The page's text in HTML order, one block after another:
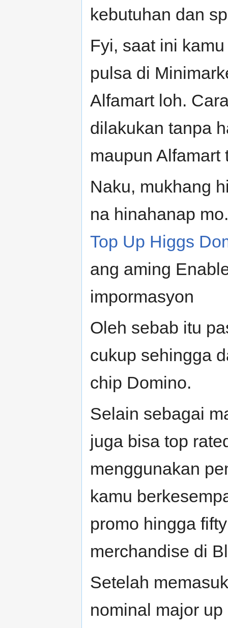
kebutuhan dan
Fyi, saat ini
pulsa di
Alfamart loh.
dilakukan tanpa
maupun Alfamart
Naku, mukhang
na hinahanap
Top Up Higgs
ang aming
impormasyon
Oleh sebab itu
cukup sehingga
chip Domino.
Selain sebagai
juga bisa top
menggunakan
kamu
promo hingga
merchandise di
Setelah
nominal major